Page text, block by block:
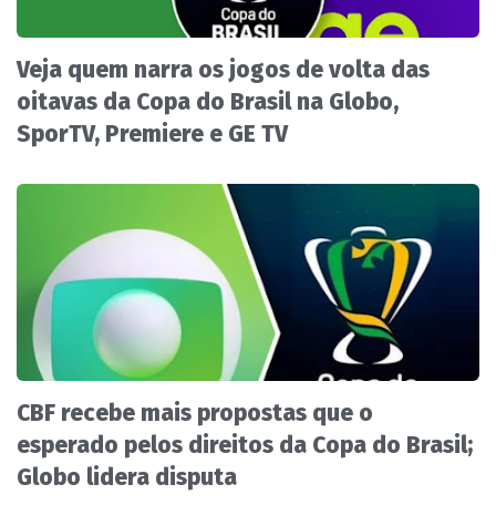
Veja quem narra os jogos de volta das
oitavas da Copa do Brasil na Globo,
SporTV, Premiere e GE TV
CBF recebe mais propostas que o
esperado pelos direitos da Copa do Brasil;
Globo lidera disputa